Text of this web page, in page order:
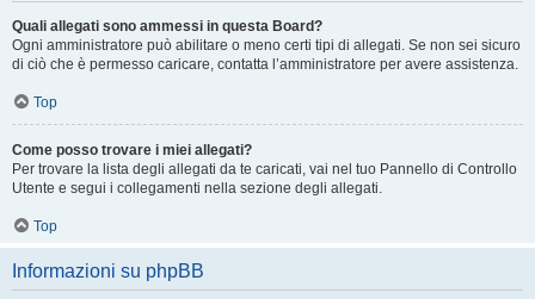
Quali allegati sono ammessi in questa Board?
Ogni amministratore può abilitare o meno certi tipi di allegati. Se non sei sicuro
di ciò che è permesso caricare, contatta l’amministratore per avere assistenza.
Top
Come posso trovare i miei allegati?
Per trovare la lista degli allegati da te caricati, vai nel tuo Pannello di Controllo
Utente e segui i collegamenti nella sezione degli allegati.
Top
Informazioni su phpBB